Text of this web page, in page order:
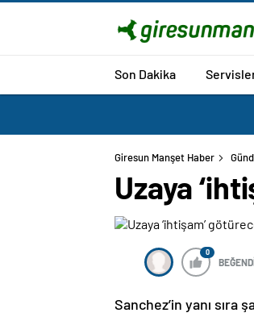
Son Dakika
Giresun Manşet Haber
Uzaya
0
Sanchez’in yanı sıra